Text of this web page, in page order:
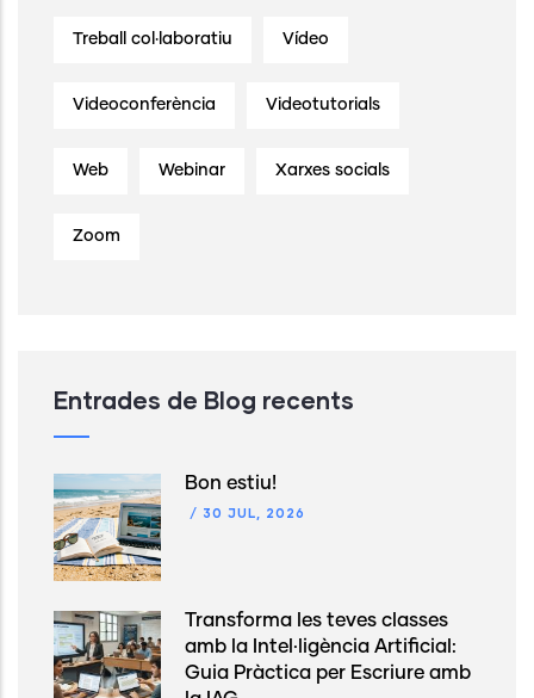
Treball col·laboratiu Vídeo
Videoconferència Videotutorials
Web Webinar Xarxes socials
Zoom
Entrades de Blog recents
Bon estiu!
/ 30 JUL, 2026
Transforma les teves classes
amb la Intel·ligència Artificial:
Guia Pràctica per Escriure amb